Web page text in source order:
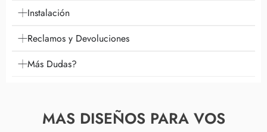
Instalación
Reclamos y Devoluciones
Más Dudas?
MAS DISEÑOS PARA VOS